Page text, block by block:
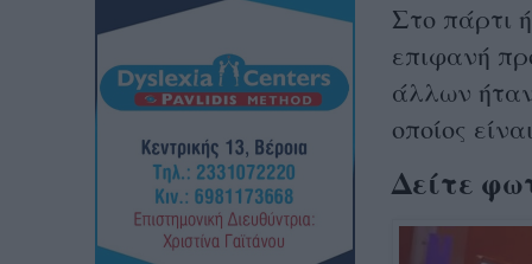
Στο πάρτι
επιφανή
άλλων
οποίος
Δείτε